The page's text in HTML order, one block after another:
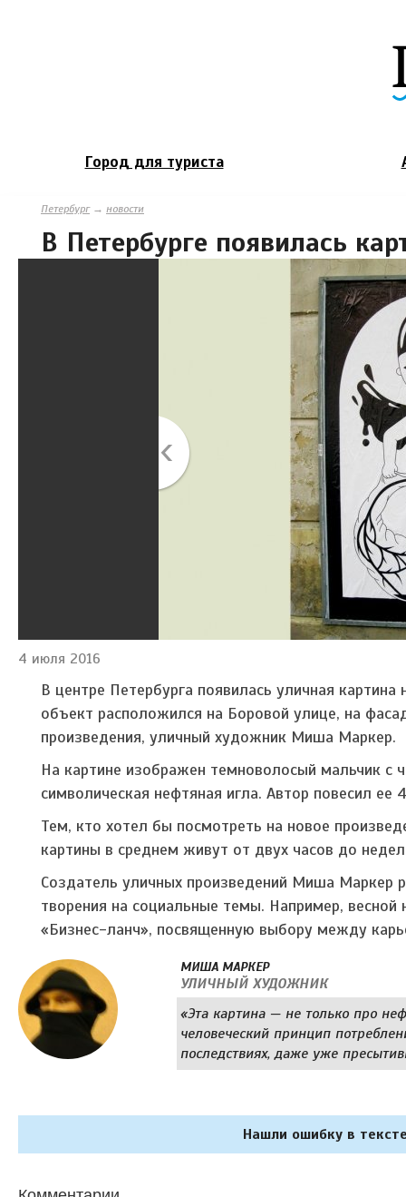
Город для туриста
Петербург→ новости
В Петербурге появилась
4 июля 2016
В центре Петербурга появилась уличная
объект расположился на Боровой улице, на
произведения, уличный художник Миша Маркер.
На картине изображен темноволосый мальчик с
символическая нефтяная игла. Автор повесил
Тем, кто хотел бы посмотреть на новое
картины в среднем живут от двух часов до
Создатель уличных произведений Миша Маркер
творения на социальные темы. Например,
«Бизнес-ланч», посвященную выбору между
МИША МАРКЕР
УЛИЧНЫЙ ХУДОЖНИК
«Эта картина — не только про
человеческий принцип
последствиях, даже уже
Нашли ошибку в